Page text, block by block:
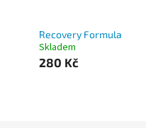
Recovery Formula
Skladem
280 Kč